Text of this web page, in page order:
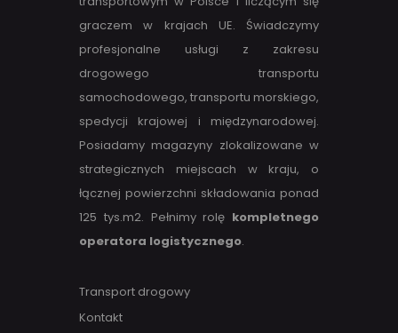
graczem w krajach UE. Świadczymy
profesjonalne usługi z zakresu
drogowego transportu
samochodowego, transportu morskiego,
spedycji krajowej i międzynarodowej.
Posiadamy magazyny zlokalizowane w
strategicznych miejscach w kraju, o
łącznej powierzchni składowania ponad
125 tys.m2. Pełnimy rolę kompletnego
operatora logistycznego.
Transport drogowy
Kontakt